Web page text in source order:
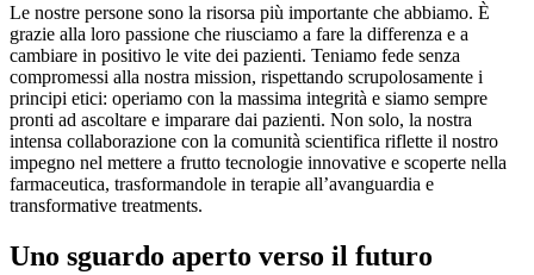
Le nostre persone sono la risorsa più importante che abbiamo. È
grazie alla loro passione che riusciamo a fare la differenza e a
cambiare in positivo le vite dei pazienti. Teniamo fede senza
compromessi alla nostra mission, rispettando scrupolosamente i
principi etici: operiamo con la massima integrità e siamo sempre
pronti ad ascoltare e imparare dai pazienti. Non solo, la nostra
intensa collaborazione con la comunità scientifica riflette il nostro
impegno nel mettere a frutto tecnologie innovative e scoperte nella
farmaceutica, trasformandole in terapie all’avanguardia e
transformative treatments.
Uno sguardo aperto verso il futuro